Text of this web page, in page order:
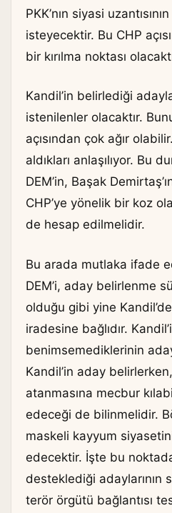
PKK’nın siyasi
isteyecektir. Bu CHP
bir kırılma noktası
Kandil’in belirlediği
istenilenler olacaktır.
açısından çok ağır
aldıkları anlaşılıyor. Bu
DEM’in, Başak
CHP’ye yönelik bir koz
de hesap edilmelidir.
Bu arada mutlaka ifade
DEM’i, aday belirlenme
olduğu gibi yine
iradesine bağlıdır.
benimsemediklerinin
Kandil’in aday
atanmasına mecbur
edeceği de bilinmelidir.
maskeli kayyum
edecektir. İşte bu
desteklediği adaylarının
terör örgütü bağlantısı